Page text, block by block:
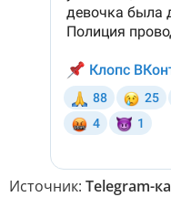
Источник: Telegram-